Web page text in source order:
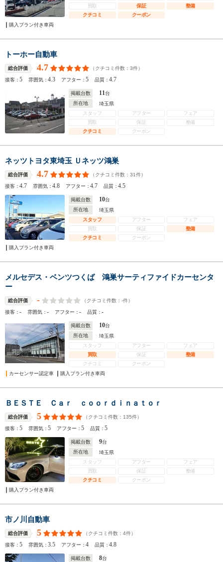
買取
保証
整備
クチコミ
クーポン
購入プラン付き車両
トーホー自動車
総合評価 4.7 （クチコミ件数： 3件）
接客：5 雰囲気：4.3 アフター：5 品質：4.7
掲載台数 11台
所在地
埼玉県
スタッフ
アフター
フェア
買取
保証
整備
クチコミ
クーポン
ネッツトヨタ東埼玉 Ｕネッツ鴻巣
総合評価 4.7 （クチコミ件数： 31件）
接客：4.7 雰囲気：4.8 アフター：4.7 品質：4.5
掲載台数 10台
所在地
埼玉県
スタッフ
アフター
フェア
買取
保証
整備
クチコミ
クーポン
購入プラン付き車両
メルセデス・ベンツつくば 鴻巣サーティファイドカーセンタ
ー
総合評価 - （クチコミ件数： -件）
接客：- 雰囲気：- アフター：- 品質：-
掲載台数 10台
所在地
埼玉県
スタッフ
アフター
フェア
買取
保証
整備
クチコミ
クーポン
カーセンサー認定車
購入プラン付き車両
ＢＥＳＴＥ Ｃａｒ ｃｏｏｒｄｉｎａｔｏｒ
総合評価 5 （クチコミ件数： 135件）
接客：5 雰囲気：5 アフター：5 品質：5
掲載台数 9台
所在地
埼玉県
スタッフ
アフター
フェア
買取
保証
整備
クチコミ
クーポン
購入プラン付き車両
市ノ川自動車
総合評価 5 （クチコミ件数： 4件）
接客：5 雰囲気：3.5 アフター：4 品質：4.8
掲載台数 8台